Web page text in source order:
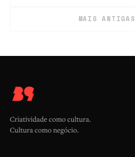
MAIS ANTIGAS
Criatividade como cultura.
Cultura como negócio.